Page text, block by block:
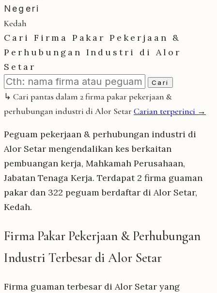
Negeri
Kedah
Cari Firma Pakar Pekerjaan &
Perhubungan Industri di Alor
Setar
Cari
↳ Cari pantas dalam 2 firma pakar pekerjaan &
perhubungan industri di Alor Setar Carian terperinci →
Peguam pekerjaan & perhubungan industri di
Alor Setar mengendalikan kes berkaitan
pembuangan kerja, Mahkamah Perusahaan,
Jabatan Tenaga Kerja. Terdapat 2 firma guaman
pakar dan 322 peguam berdaftar di Alor Setar,
Kedah.
Firma Pakar Pekerjaan & Perhubungan
Industri Terbesar di Alor Setar
Firma guaman terbesar di Alor Setar yang